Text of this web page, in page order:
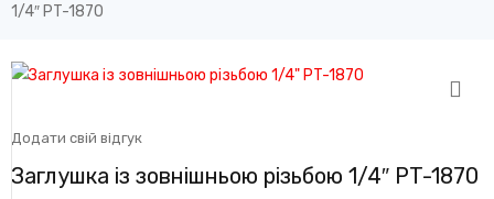
1/4″ PT-1870
Додати свій відгук
Заглушка із зовнішньою різьбою 1/4″ PT-1870